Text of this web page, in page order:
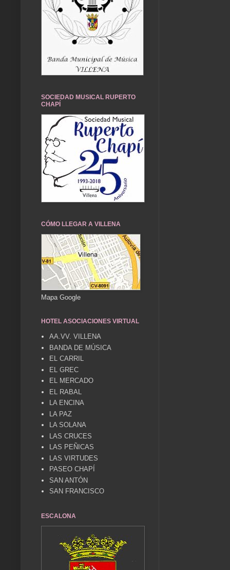
SOCIEDAD MUSICAL RUPERTO
CHAPÍ
CÓMO LLEGAR A VILLENA
Mapa Google
HOTEL ASOCIACIONES VIRTUAL
AA.VV. VILLENA
BANDA DE MÚSICA
EL CARRIL
EL GREC
EL MERCADO
EL RABAL
LA ENCINA
LA PAZ
LA SOLANA
LAS CRUCES
LAS PEÑICAS
LAS VIRTUDES
PASEO CHAPÍ
SAN ANTÓN
SAN FRANCISCO
ESCALONA